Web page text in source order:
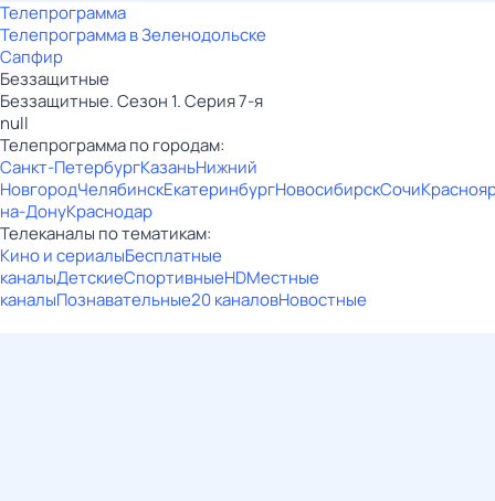
Телепрограмма
Телепрограмма в Зеленодольске
Сапфир
Беззащитные
Беззащитные. Сезон 1. Серия 7-я
null
Телепрограмма по городам:
Санкт-ПетербургКазаньНижний
НовгородЧелябинскЕкатеринбургНовосибирскСочи
на-ДонуКраснодар
Телеканалы по тематикам:
Кино и сериалыБесплатные
каналыДетскиеСпортивныеHDМестные
каналыПознавательные20 каналовНовостные